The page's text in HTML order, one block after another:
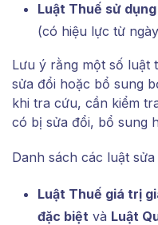
Luật Thuế sử
(có hiệu lực từ
Lưu ý rằng một số luật
sửa đổi hoặc bổ sung
khi tra cứu, cần kiểm
có bị sửa đổi, bổ sung
Danh sách các luật
Luật Thuế giá trị
đặc biệt và Luật